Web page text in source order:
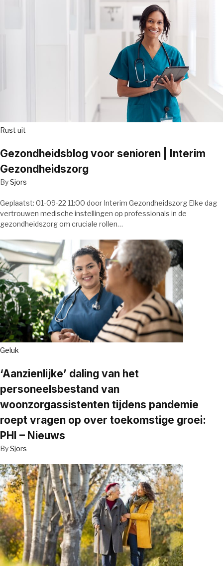
Rust uit
Gezondheidsblog voor senioren | Interim
Gezondheidszorg
BySjors
Geplaatst: 01-09-22 11:00 door Interim Gezondheidszorg Elke dag
vertrouwen medische instellingen op professionals in de
gezondheidszorg om cruciale rollen…
Geluk
‘Aanzienlijke’ daling van het
personeelsbestand van
woonzorgassistenten tijdens pandemie
roept vragen op over toekomstige groei:
PHI – Nieuws
BySjors